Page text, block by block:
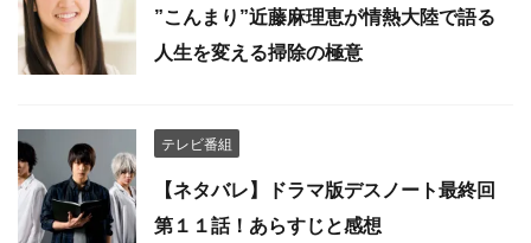
”こんまり”近藤麻理恵が情熱大陸で語る
人生を変える掃除の極意
テレビ番組
【ネタバレ】ドラマ版デスノート最終回
第１１話！あらすじと感想